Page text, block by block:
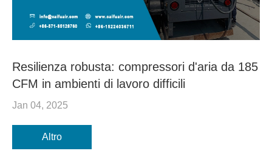
Resilienza robusta: compressori d'aria da 185
CFM in ambienti di lavoro difficili
Jan 04, 2025
Altro